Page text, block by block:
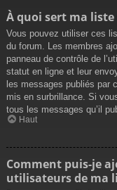
À quoi sert ma liste
Vous pouvez utiliser ces
du forum. Les membres
panneau de contrôle de
statut en ligne et leur
les messages publiés par
mis en surbrillance. Si
tous les messages qu’il
Haut
Comment puis-je
utilisateurs de ma